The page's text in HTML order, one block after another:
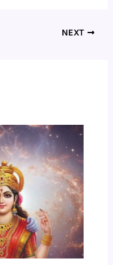
NEXT